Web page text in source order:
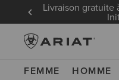
Livraison gratuite
FEMME HOMME